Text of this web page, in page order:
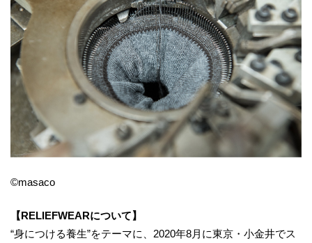
©️masaco
【RELIEFWEARについて】
“身につける養生”をテーマに、2020年8月に東京・小金井でス